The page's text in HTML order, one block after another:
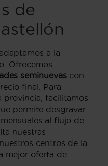
de
a la
Ofrecemos
seminuevas con
final. Para
provincia, facilitamos
permite desgravar
al flujo de
nuestras
centros de la
mejor oferta de